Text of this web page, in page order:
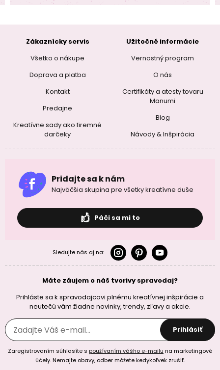
Zákaznícky servis
Všetko o nákupe
Doprava a platba
Kontakt
Predajne
Kreatívne sady ako firemné
darčeky
Užitočné informácie
Vernostný program
O nás
Certifikáty a atesty tovaru
Manumi
Blog
Návody & Inšpirácia
Pridajte sa k nám
Najväčšia skupina pre všetky kreatívne duše
Páči sa mi to
Sledujte nás aj na:
Máte záujem o náš tvorivy spravodaj?
Prihláste sa k spravodajcovi plnému kreatívnej inšpirácie a
neutečú vám žiadne novinky, trendy, zľavy a akcie.
Prihlásiť
Zaregistrovaním súhlasíte s používaním vášho e-mailu na marketingové
účely. Nemajte obavy, odber môžete kedykoľvek zrušiť.